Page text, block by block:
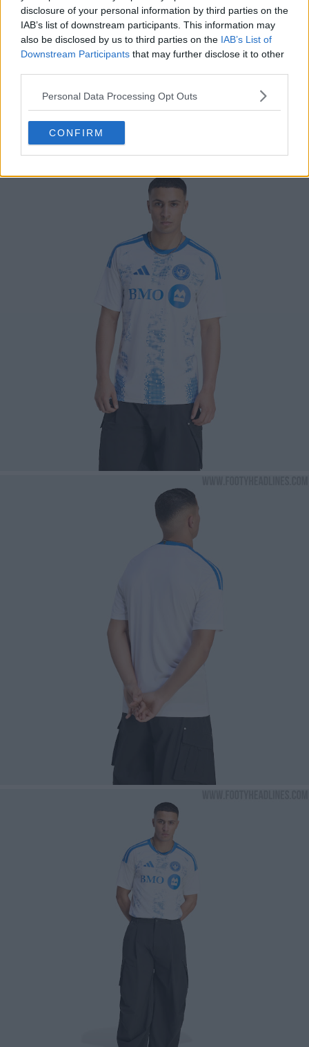
disclosure of your personal information by third parties on the
IAB’s list of downstream participants. This information may
also be disclosed by us to third parties on the IAB’s List of
Downstream Participants that may further disclose it to other
Personal Data Processing Opt Outs
CONFIRM